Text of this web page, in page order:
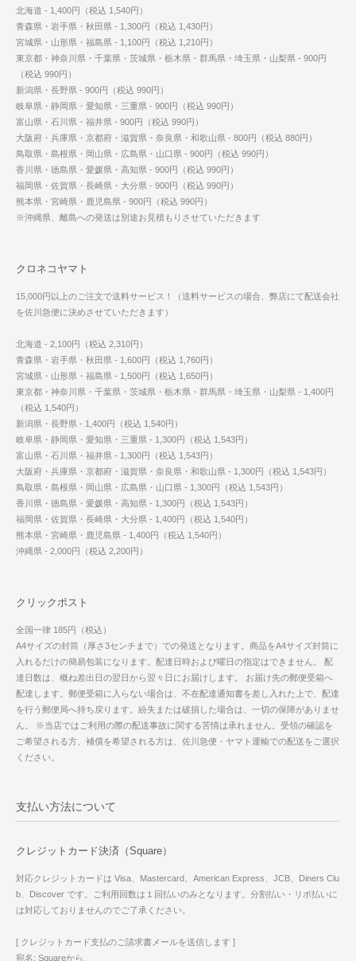
北海道 - 1,400円（税込 1,540円）
青森県・岩手県・秋田県 - 1,300円（税込 1,430円）
宮城県・山形県・福島県 - 1,100円（税込 1,210円）
東京都・神奈川県・千葉県・茨城県・栃木県・群馬県・埼玉県・山梨県 - 900円
（税込 990円）
新潟県・長野県 - 900円（税込 990円）
岐阜県・静岡県・愛知県・三重県 - 900円（税込 990円）
富山県・石川県・福井県 - 900円（税込 990円）
大阪府・兵庫県・京都府・滋賀県・奈良県・和歌山県 - 800円（税込 880円）
鳥取県・島根県・岡山県・広島県・山口県 - 900円（税込 990円）
香川県・徳島県・愛媛県・高知県 - 900円（税込 990円）
福岡県・佐賀県・長崎県・大分県 - 900円（税込 990円）
熊本県・宮崎県・鹿児島県 - 900円（税込 990円）
※沖縄県、離島への発送は別途お見積もりさせていただきます
クロネコヤマト
15,000円以上のご注文で送料サービス！（送料サービスの場合、弊店にて配送会社
を佐川急便に決めさせていただきます）
北海道 - 2,100円（税込 2,310円）
青森県・岩手県・秋田県 - 1,600円（税込 1,760円）
宮城県・山形県・福島県 - 1,500円（税込 1,650円）
東京都・神奈川県・千葉県・茨城県・栃木県・群馬県・埼玉県・山梨県 - 1,400円
（税込 1,540円）
新潟県・長野県 - 1,400円（税込 1,540円）
岐阜県・静岡県・愛知県・三重県 - 1,300円（税込 1,543円）
富山県・石川県・福井県 - 1,300円（税込 1,543円）
大阪府・兵庫県・京都府・滋賀県・奈良県・和歌山県 - 1,300円（税込 1,543円）
鳥取県・島根県・岡山県・広島県・山口県 - 1,300円（税込 1,543円）
香川県・徳島県・愛媛県・高知県 - 1,300円（税込 1,543円）
福岡県・佐賀県・長崎県・大分県 - 1,400円（税込 1,540円）
熊本県・宮崎県・鹿児島県 - 1,400円（税込 1,540円）
沖縄県 - 2,000円（税込 2,200円）
クリックポスト
全国一律 185円（税込）
A4サイズの封筒（厚さ3センチまで）での発送となります。商品をA4サイズ封筒に
入れるだけの簡易包装になります。配達日時および曜日の指定はできません。 配
達日数は、概ね差出日の翌日から翌々日にお届けします。 お届け先の郵便受箱へ
配達します。郵便受箱に入らない場合は、不在配達通知書を差し入れた上で、配達
を行う郵便局へ持ち戻ります。紛失または破損した場合は、一切の保障がありませ
ん。 ※当店ではご利用の際の配送事故に関する苦情は承れません。受領の確認を
ご希望される方、補償を希望される方は、佐川急便・ヤマト運輸での配送をご選択
ください。
支払い方法について
クレジットカード決済（Square）
対応クレジットカードは Visa、Mastercard、American Express、JCB、Diners Clu
b、Discover です。ご利用回数は１回払いのみとなります。分割払い・リボ払いに
は対応しておりませんのでご了承ください。
[ クレジットカード支払のご請求書メールを送信します ]
宛名: Squareから、